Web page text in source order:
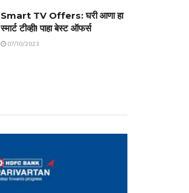
Smart TV Offers: घरी आणा हा
स्मार्ट टीव्ही! पाहा बेस्ट ऑफर्स
07/10/2023